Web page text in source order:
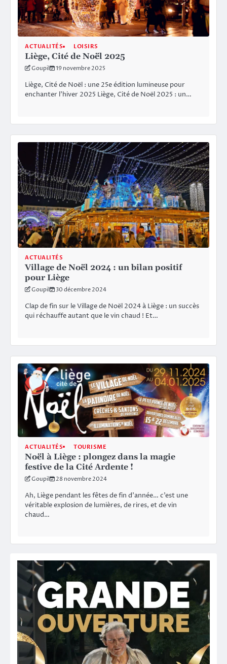
ACTUALITÉS LOISIRS
Liège, Cité de Noël 2025
Goupil 19 novembre 2025
Liège, Cité de Noël : une 25e édition lumineuse pour
enchanter l’hiver 2025 Liège, Cité de Noël 2025 : un…
ACTUALITÉS
Village de Noël 2024 : un bilan positif
pour Liège
Goupil 30 décembre 2024
Clap de fin sur le Village de Noël 2024 à Liège : un succès
qui réchauffe autant que le vin chaud ! Et…
ACTUALITÉS TOURISME
Noël à Liège : plongez dans la magie
festive de la Cité Ardente !
Goupil 28 novembre 2024
Ah, Liège pendant les fêtes de fin d’année… c’est une
véritable explosion de lumières, de rires, et de vin
chaud…